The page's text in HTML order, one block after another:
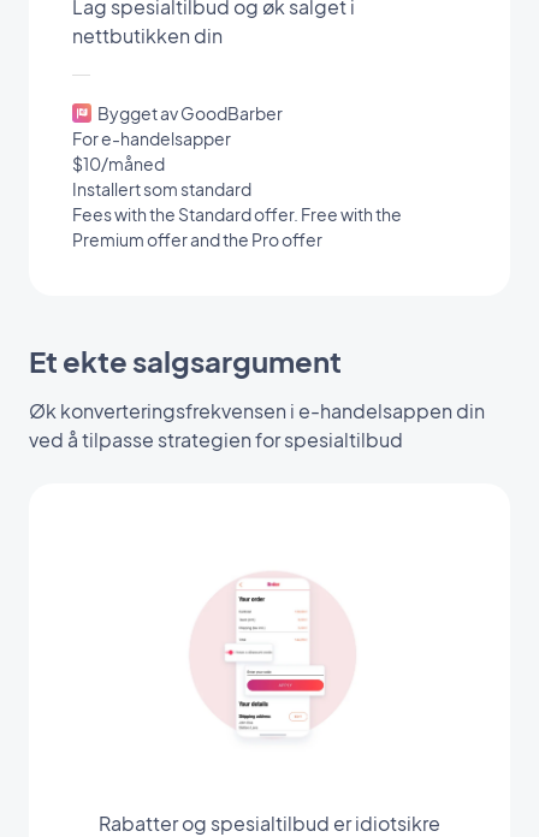
Lag spesialtilbud og øk salget i
nettbutikken din
Bygget av GoodBarber
For e-handelsapper
$10/måned
Installert som standard
Fees with the Standard offer. Free with the
Premium offer and the Pro offer
Et ekte salgsargument
Øk konverteringsfrekvensen i e-handelsappen din
ved å tilpasse strategien for spesialtilbud
Rabatter og spesialtilbud er idiotsikre